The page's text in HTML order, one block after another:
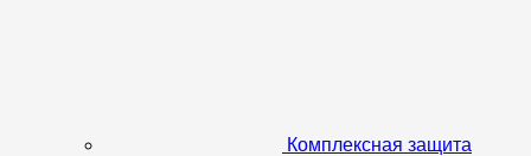
Комплексная защита